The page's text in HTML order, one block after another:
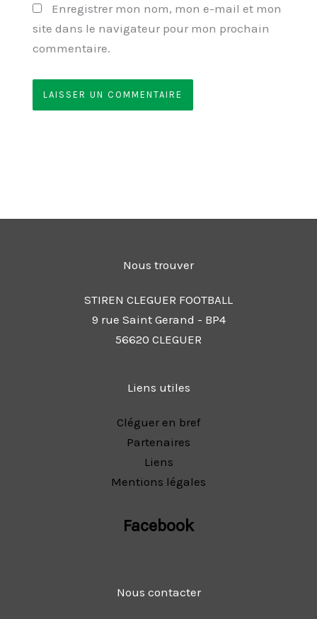
Enregistrer mon nom, mon e-mail et mon
site dans le navigateur pour mon prochain
commentaire.
Nous trouver
STIREN CLEGUER FOOTBALL
9 rue Saint Gerand - BP4
56620 CLEGUER
Liens utiles
Cléguer en bref
Partenaires
Liens
Mentions légales
Facebook
Nous contacter